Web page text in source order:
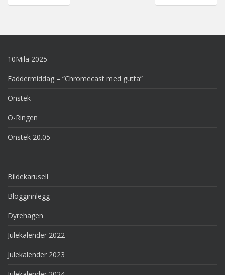
navigation
10Mila 2025
Faddermiddag – “Chromecast med gutta”
Onstek
O-Ringen
Onstek 20.05
Bildekarusell
Blogginnlegg
Dyrehagen
Julekalender 2022
Julekalender 2023